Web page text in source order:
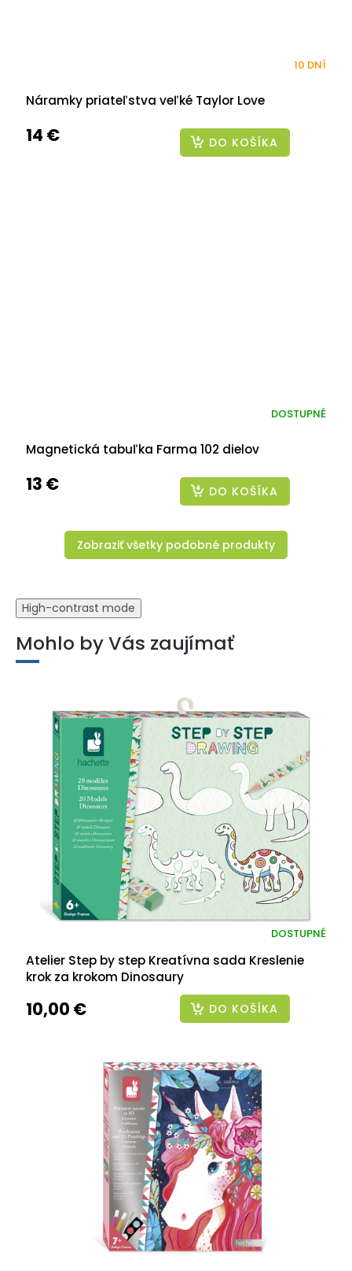
Náramky priateľstva veľké Taylor Love
10 DNÍ
14 € DO KOŠÍKA
Magnetická tabuľka Farma 102 dielov
DOSTUPNÉ
13 € DO KOŠÍKA
Zobraziť všetky podobné produkty
High-contrast mode
Mohlo by Vás zaujímať
Atelier Step by step Kreatívna sada Kreslenie
krok za krokom Dinosaury
DOSTUPNÉ
10,00 € DO KOŠÍKA